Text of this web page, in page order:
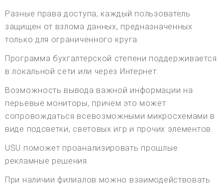
Разные права доступа, каждый пользователь
защищен от взлома данных, предназначенных
только для ограниченного круга.
Программа бухгалтерской степени поддерживается
в локальной сети или через Интернет.
Возможность вывода важной информации на
перьевые мониторы, причем это может
сопровождаться всевозможными микросхемами в
виде подсветки, световых игр и прочих элементов.
USU поможет проанализировать прошлые
рекламные решения.
При наличии филиалов можно взаимодействовать